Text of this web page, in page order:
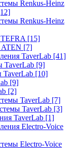
Renkus-Heinz
Renkus-Heinz
[15]
ATEN [7]
TaverLab [41]
TaverLab [9]
TaverLab [10]
[9]
[2]
TaverLab [7]
TaverLab [3]
TaverLab [1]
Electro-Voice
Electro-Voice